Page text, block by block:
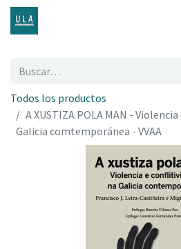
Todos los productos
A XUSTIZA POLA MAN -
Galicia comtemporánea - VVAA